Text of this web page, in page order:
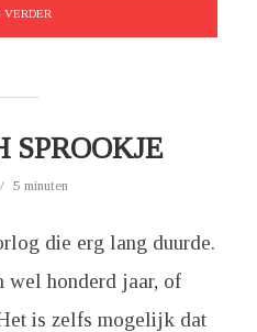
VERDER
SPROOKJE
5 minuten
die erg lang duurde.
wel honderd jaar, of
is zelfs mogelijk dat